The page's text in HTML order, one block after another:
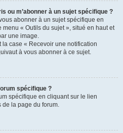
ou m’abonner à un sujet spécifique ?
abonner à un sujet spécifique en
« Outils du sujet », situé en haut et
une image.
case « Recevoir une notification
à vous abonner à ce sujet.
spécifique ?
spécifique en cliquant sur le lien
de la page du forum.